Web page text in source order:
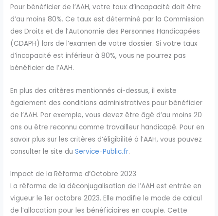
Pour bénéficier de l’AAH, votre taux d’incapacité doit être
d’au moins 80%. Ce taux est déterminé par la Commission
des Droits et de l’Autonomie des Personnes Handicapées
(CDAPH) lors de l’examen de votre dossier. Si votre taux
d’incapacité est inférieur à 80%, vous ne pourrez pas
bénéficier de l’AAH.
En plus des critères mentionnés ci-dessus, il existe
également des conditions administratives pour bénéficier
de l’AAH. Par exemple, vous devez être âgé d’au moins 20
ans ou être reconnu comme travailleur handicapé. Pour en
savoir plus sur les critères d’éligibilité à l’AAH, vous pouvez
consulter le site duService-Public.fr.
Impact de la Réforme d’Octobre 2023
La réforme de la déconjugalisation de l’AAH est entrée en
vigueur le 1er octobre 2023. Elle modifie le mode de calcul
de l’allocation pour les bénéficiaires en couple. Cette